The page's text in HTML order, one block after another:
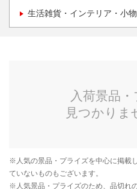
生活雑貨・インテリア・小物